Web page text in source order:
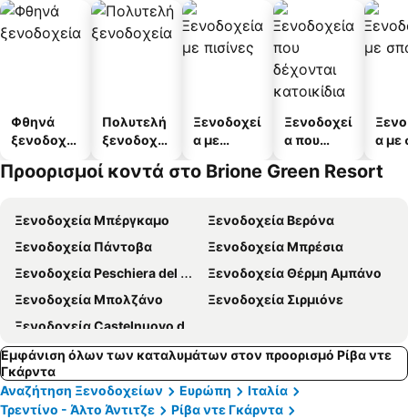
Φθηνά
ξενοδοχεί
Πολυτελή
ξενοδοχεί
Ξενοδοχεί
α με
Ξενοδοχεί
α που
κατοικίδι
α με
Προορισμοί κοντά στο Brione Green Resort
Ξενοδοχεία Μπέργκαμο
Ξενοδοχεία Βερόνα
Ξενοδοχεία Πάντοβα
Ξενοδοχεία Μπρέσια
Ξενοδοχεία Peschiera del Garda
Ξενοδοχεία Θέρμη Αμπάνο
Ξενοδοχεία Μπολζάνο
Ξενοδοχεία Σιρμιόνε
Ξενοδοχεία Castelnuovo del Garda
Εμφάνιση όλων των καταλυμάτων στον προορισμό Ρίβα ντε
Γκάρντα
Αναζήτηση Ξενοδοχείων
Ευρώπη
Ιταλία
Τρεντίνο - Άλτο Άντιτζε
Ρίβα ντε Γκάρντα